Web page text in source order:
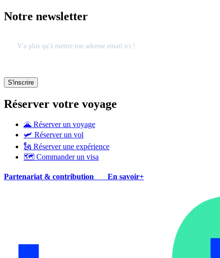
Notre newsletter
Réserver votre voyage
🌋 Réserver un voyage
🛩 Réserver un vol
🗽 Réserver une expérience
🗺 Commander un visa
Partenariat & contribution En savoir+